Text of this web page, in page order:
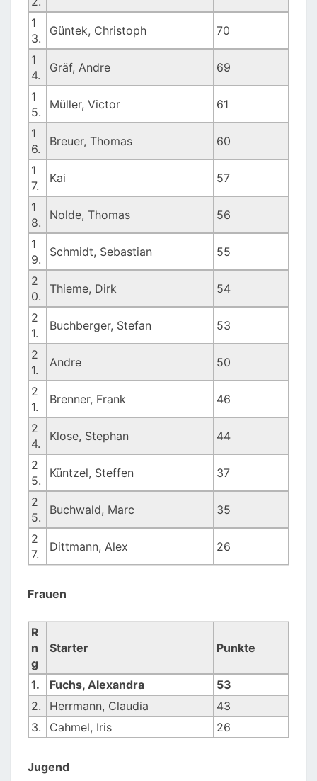
1
3.
Güntek, Christoph 70
1
4.
Gräf, Andre 69
1
5.
Müller, Victor 61
1
6.
Breuer, Thomas 60
1
7.
Kai 57
1
8.
Nolde, Thomas 56
1
9.
Schmidt, Sebastian 55
2
0.
Thieme, Dirk 54
2
1.
Buchberger, Stefan 53
2
1.
Andre 50
2
1.
Brenner, Frank 46
2
4.
Klose, Stephan 44
2
5.
Küntzel, Steffen 37
2
5.
Buchwald, Marc 35
2
7.
Dittmann, Alex 26
Frauen
R
n
g
Starter Punkte
1. Fuchs, Alexandra
53
2.
Herrmann, Claudia
43
3.
Cahmel, Iris 26
Jugend